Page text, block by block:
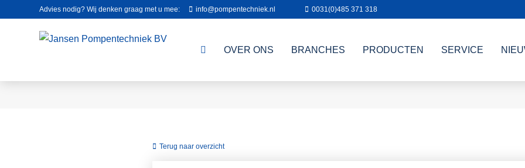
Advies nodig? Wij denken graag met u mee: info@pompentechniek.nl 0031(0)485 371 318
OVER ONS BRANCHES PRODUCTEN SERVICE
Terug naar overzicht